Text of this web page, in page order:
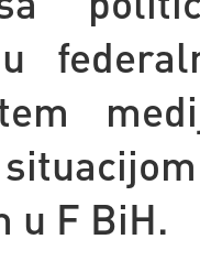
u
u F BiH.